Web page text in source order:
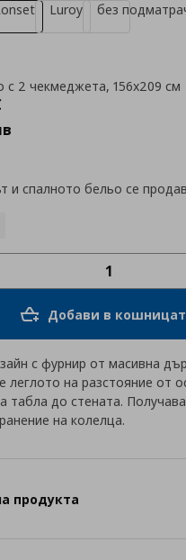
с 2 чекмеджета, 156x209 см
и спалното бельо се
Luroy без
Добави в
с фурнир от масивна
леглото на разстояние от
табла до стената.
на колелца.
продукта